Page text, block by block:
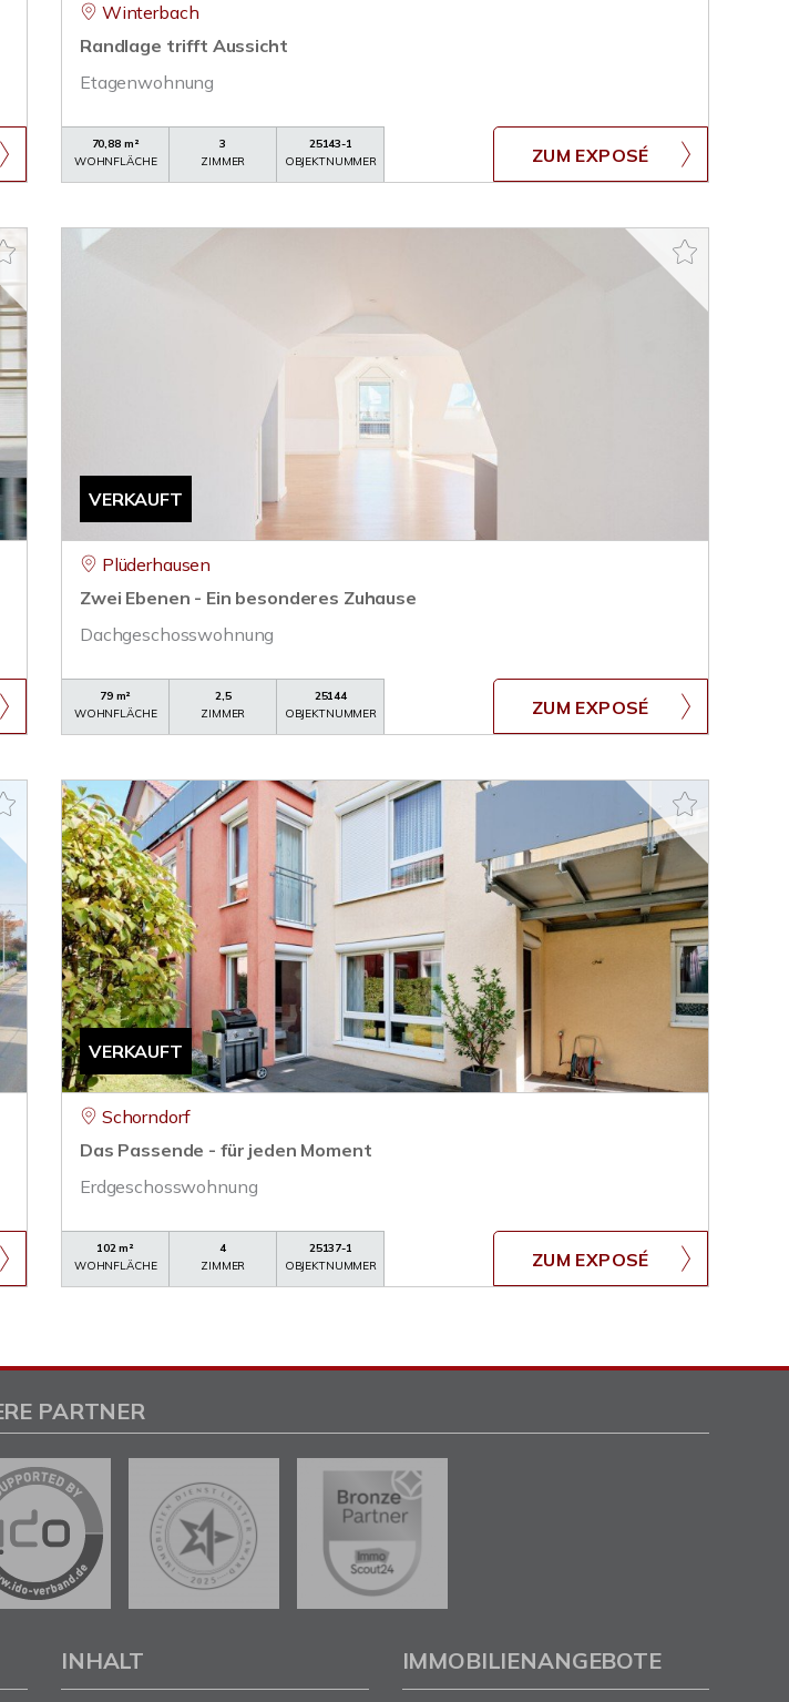
Winterbach
Randlage trifft Aussicht
Etagenwohnung
70,88 m²
WOHNFLÄCHE
3
ZIMMER
25143-1
OBJEKTNUMMER
ZUM EXPOSÉ
VERKAUFT
Plüderhausen
Zwei Ebenen - Ein besonderes Zuhause
Dachgeschosswohnung
79 m²
WOHNFLÄCHE
2,5
ZIMMER
25144
OBJEKTNUMMER
ZUM EXPOSÉ
VERKAUFT
Schorndorf
Das Passende - für jeden Moment
Erdgeschosswohnung
102 m²
WOHNFLÄCHE
4
ZIMMER
25137-1
OBJEKTNUMMER
ZUM EXPOSÉ
PARTNER
INHALT IMMOBILIENANGEBOTE